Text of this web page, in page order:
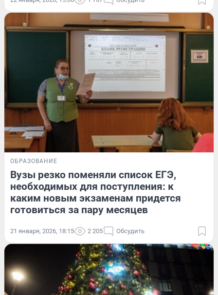
ОБРАЗОВАНИЕ
Вузы резко поменяли список ЕГЭ,
необходимых для поступления: к
каким новым экзаменам придется
готовиться за пару месяцев
21 января, 2026, 18:15 2 205 Обсудить